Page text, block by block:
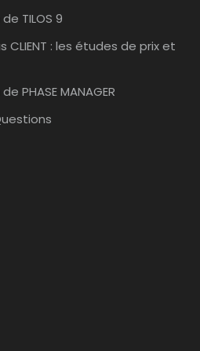
TILOS 9
CLIENT : les études de prix et
PHASE MANAGER